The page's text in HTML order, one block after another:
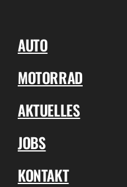
AUTO
MOTORRAD
AKTUELLES
JOBS
KONTAKT